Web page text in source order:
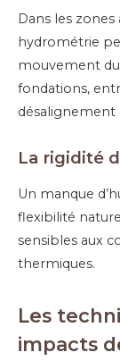
Dans les
hydrométrie
mouvement
fondations,
désalignement
La rigidité
Un manque
flexibilité
sensibles aux
thermiques.
Les
impacts